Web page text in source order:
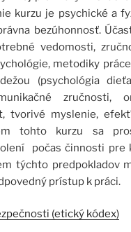
kurzu je psychické a
bezúhonnosť.
vedomosti,
metodiky
(psychológia
zručnosti,
tvorivé myslenie,
tohto kurzu sa
počas činnosti pre
týchto predpokladov
prístup k práci.
(etický kódex)